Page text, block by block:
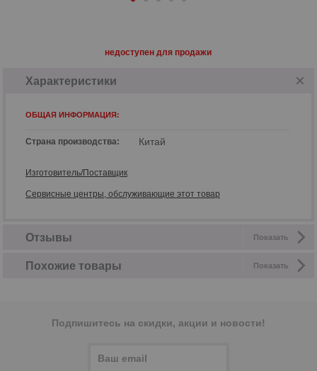
недоступен для продажи
Характеристики
ОБЩАЯ ИНФОРМАЦИЯ:
Страна производства: Китай
Изготовитель/Поставщик
Сервисные центры, обслуживающие этот товар
Показать
Отзывы
Показать
Похожие товары
Подпишитесь на скидки, акции и новости!